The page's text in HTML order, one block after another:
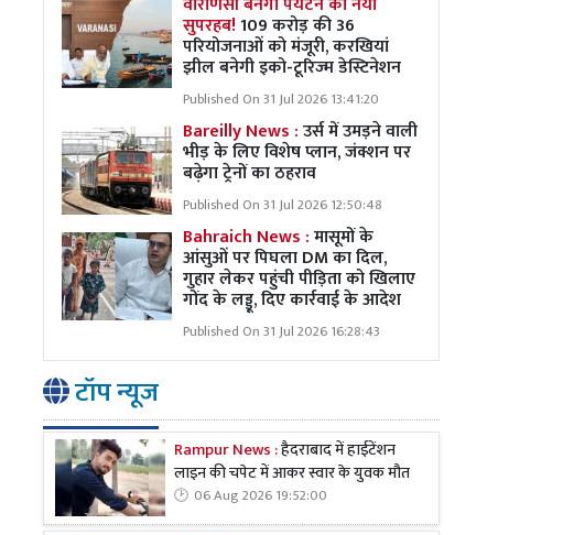
सुपरहब!109 करोड़ की 36
परियोजनाओं को मंजूरी, करखियां
झील बनेगी इको-टूरिज्म डेस्टिनेशन
Published On 31 Jul 2026 13:41:20
Bareilly News :उर्स में उमड़ने वाली
भीड़ के लिए विशेष प्लान, जंक्शन पर
बढ़ेगा ट्रेनों का ठहराव
Published On 31 Jul 2026 12:50:48
Bahraich News :मासूमों के
आंसुओं पर पिघला DM का दिल,
गुहार लेकर पहुंची पीड़िता को खिलाए
गोंद के लड्डू, दिए कार्रवाई के आदेश
Published On 31 Jul 2026 16:28:43
टॉप न्यूज
Rampur News :हैदराबाद में हाईटेंशन
लाइन की चपेट में आकर स्वार के युवक मौत
06 Aug 2026 19:52:00